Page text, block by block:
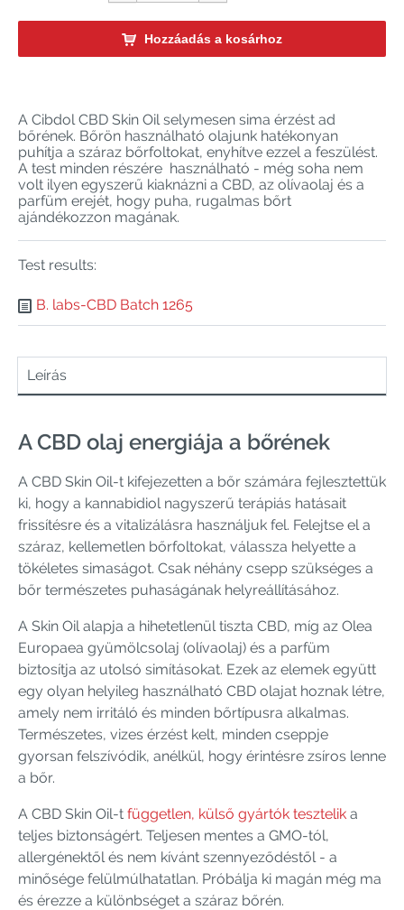
Hozzáadás a kosárhoz
A Cibdol CBD Skin Oil selymesen sima érzést ad
bőrének. Bőrön használható olajunk hatékonyan
puhítja a száraz bőrfoltokat, enyhítve ezzel a feszülést.
A test minden részére használható - még soha nem
volt ilyen egyszerű kiaknázni a CBD, az olívaolaj és a
parfüm erejét, hogy puha, rugalmas bőrt
ajándékozzon magának.
Test results:
B. labs-CBD Batch 1265
Leírás
A CBD olaj energiája a bőrének
A CBD Skin Oil-t kifejezetten a bőr számára fejlesztettük
ki, hogy a kannabidiol nagyszerű terápiás hatásait
frissítésre és a vitalizálásra használjuk fel. Felejtse el a
száraz, kellemetlen bőrfoltokat, válassza helyette a
tökéletes simaságot. Csak néhány csepp szükséges a
bőr természetes puhaságának helyreállításához.
A Skin Oil alapja a hihetetlenül tiszta CBD, míg az Olea
Europaea gyümölcsolaj (olívaolaj) és a parfüm
biztosítja az utolsó simításokat. Ezek az elemek együtt
egy olyan helyileg használható CBD olajat hoznak létre,
amely nem irritáló és minden bőrtípusra alkalmas.
Természetes, vizes érzést kelt, minden cseppje
gyorsan felszívódik, anélkül, hogy érintésre zsíros lenne
a bőr.
A CBD Skin Oil-t független, külső gyártók tesztelik a
teljes biztonságért. Teljesen mentes a GMO-tól,
allergénektől és nem kívánt szennyeződéstől - a
minősége felülmúlhatatlan. Próbálja ki magán még ma
és érezze a különbséget a száraz bőrén.